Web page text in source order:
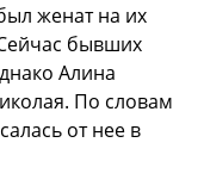
женат на их
бывших
Алина
По словам
от нее в